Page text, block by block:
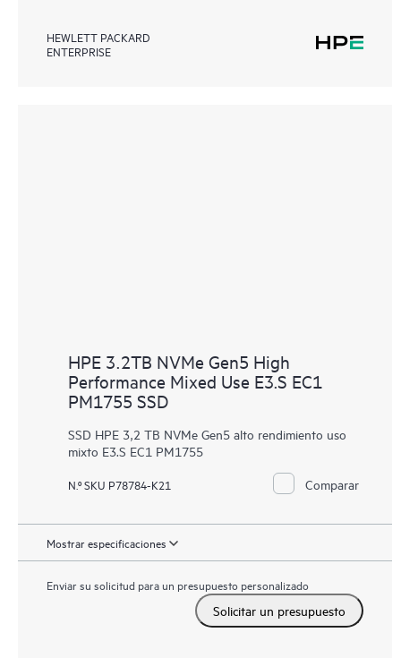
HEWLETT PACKARD
ENTERPRISE
HPE 3.2TB NVMe Gen5 High
Performance Mixed Use E3.S EC1
PM1755 SSD
SSD HPE 3,2 TB NVMe Gen5 alto rendimiento uso
mixto E3.S EC1 PM1755
N.º SKU P78784-K21 Comparar
Mostrar especificaciones
Enviar su solicitud para un presupuesto personalizado
Solicitar un presupuesto